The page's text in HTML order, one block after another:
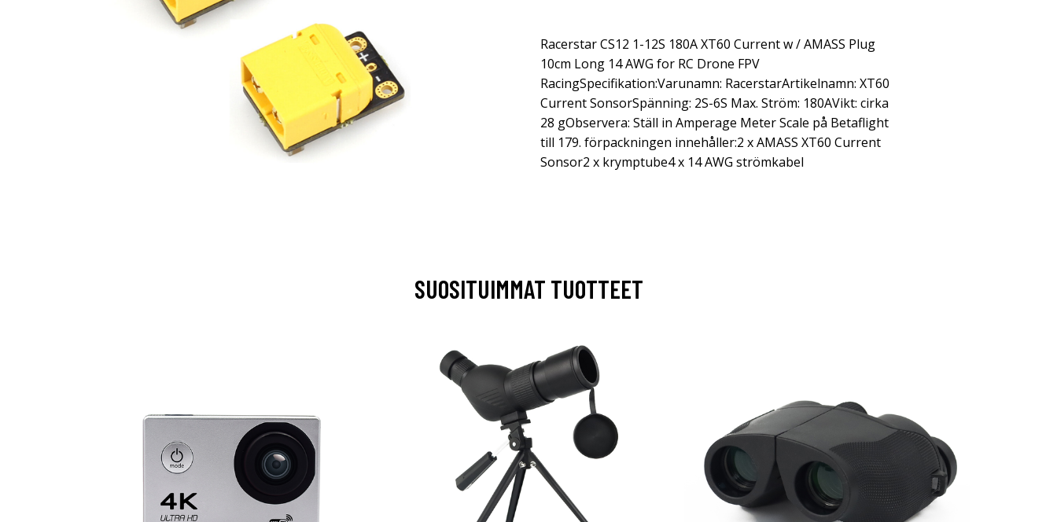
Racerstar CS12 1-12S 180A XT60 Current w / AMASS Plug
10cm Long 14 AWG for RC Drone FPV
RacingSpecifikation:Varunamn: RacerstarArtikelnamn: XT60
Current SonsorSpänning: 2S-6S Max. Ström: 180AVikt: cirka
28 gObservera: Ställ in Amperage Meter Scale på Betaflight
till 179. förpackningen innehåller:2 x AMASS XT60 Current
Sonsor2 x krymptube4 x 14 AWG strömkabel
SUOSITUIMMAT TUOTTEET